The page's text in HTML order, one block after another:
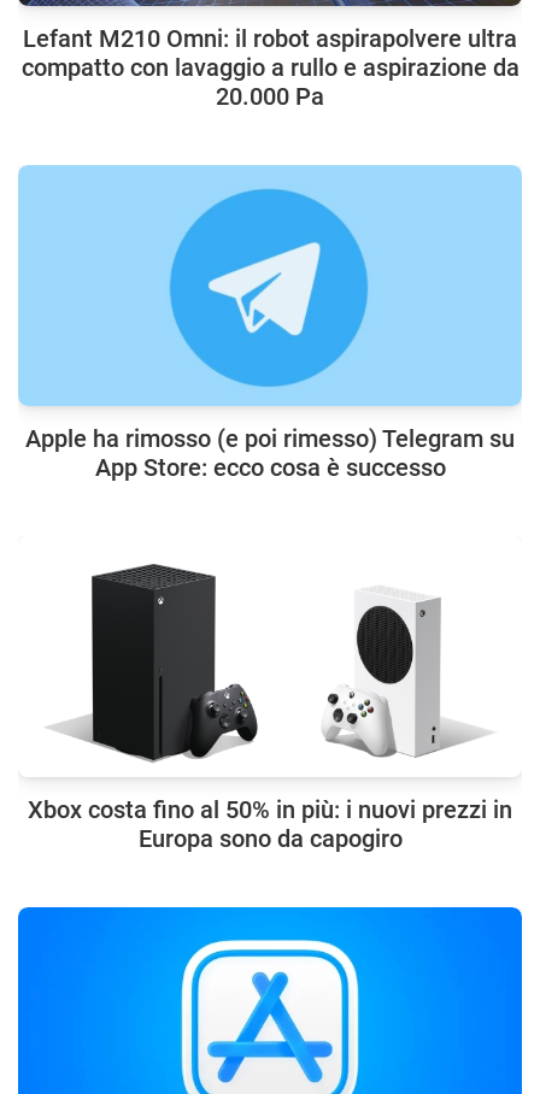
Lefant M210 Omni: il robot aspirapolvere ultra
compatto con lavaggio a rullo e aspirazione da
20.000 Pa
Apple ha rimosso (e poi rimesso) Telegram su
App Store: ecco cosa è successo
Xbox costa fino al 50% in più: i nuovi prezzi in
Europa sono da capogiro